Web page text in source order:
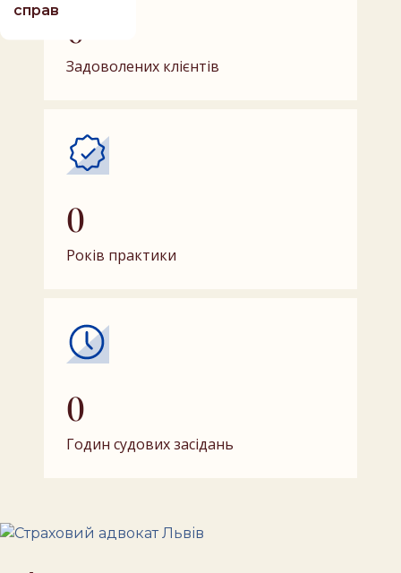
справ
0
Задоволених клієнтів
0
Років практики
0
Годин судових засідань